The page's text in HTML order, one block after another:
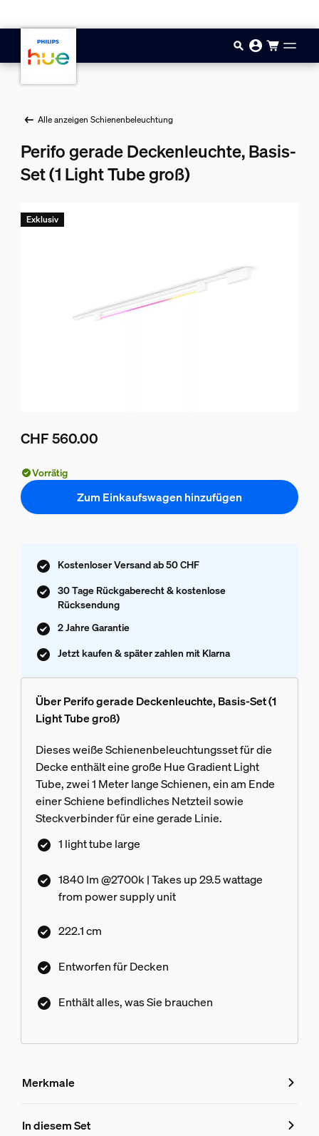
Alle anzeigen Schienenbeleuchtung
Perifo gerade Deckenleuchte, Basis-
Set (1 Light Tube groß)
CHF 560.00
Exklusiv
Vorrätig
Zum Einkaufswagen hinzufügen
Kostenloser Versand ab 50 CHF
30 Tage Rückgaberecht & kostenlose
Rücksendung
2 Jahre Garantie
Jetzt kaufen & später zahlen mit Klarna
Über Perifo gerade Deckenleuchte, Basis-Set (1
Light Tube groß)
Dieses weiße Schienenbeleuchtungsset für die
Decke enthält eine große Hue Gradient Light
Tube, zwei 1 Meter lange Schienen, ein am Ende
einer Schiene befindliches Netzteil sowie
Steckverbinder für eine gerade Linie.
1 light tube large
1840 lm @2700k | Takes up 29.5 wattage
from power supply unit
222.1 cm
Entworfen für Decken
Enthält alles, was Sie brauchen
Merkmale
Merkmale
In diesem Set